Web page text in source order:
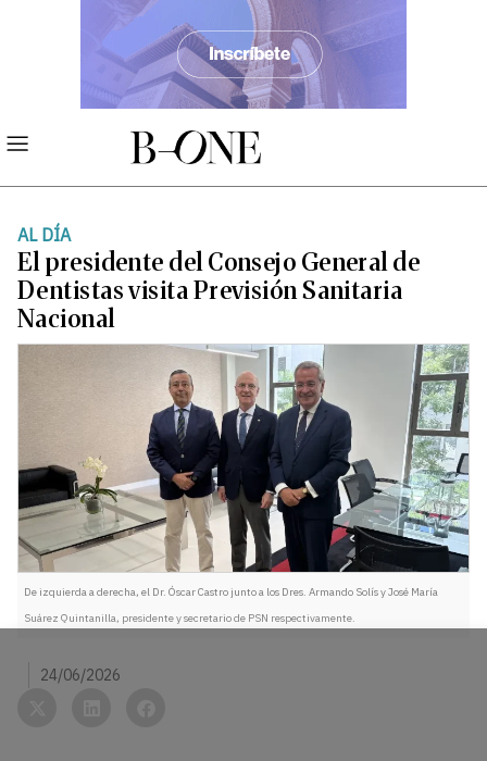
AL DÍA
El presidente del Consejo General de
Dentistas visita Previsión Sanitaria
Nacional
De izquierda a derecha, el Dr. Óscar Castro junto a los Dres. Armando Solís y José María
Suárez Quintanilla, presidente y secretario de PSN respectivamente.
24/06/2026